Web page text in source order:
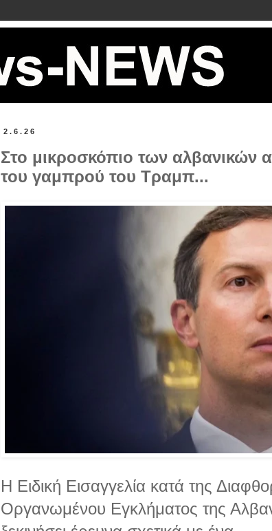
2.6.26
Στο μικροσκόπιο των αλβανικών
του γαμπρού του Τραμπ...
Η Ειδική Εισαγγελία κατά της
Οργανωμένου Εγκλήματος της